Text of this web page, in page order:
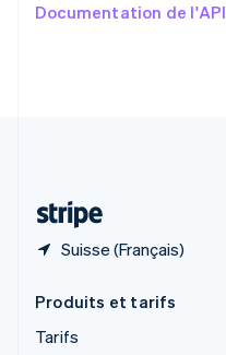
Documentation de l'API
Suisse (Français)
English
Produits et tarifs
Tarifs